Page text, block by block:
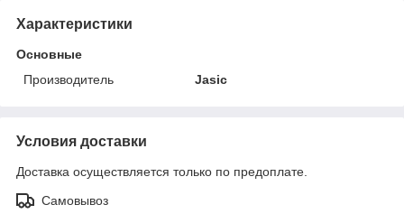
Характеристики
Основные
Производитель
Jasic
Условия доставки
Доставка осуществляется только по предоплате.
Самовывоз